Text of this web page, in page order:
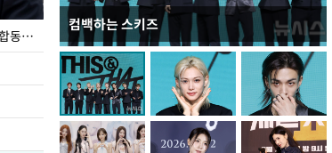
더불어민주당 당대표·최고위원 후보 합동연설회
컴백하는 스키즈
이 대통령, 국가폭력 피해자에 위로·사과…"국가
가 책임지고 치유"